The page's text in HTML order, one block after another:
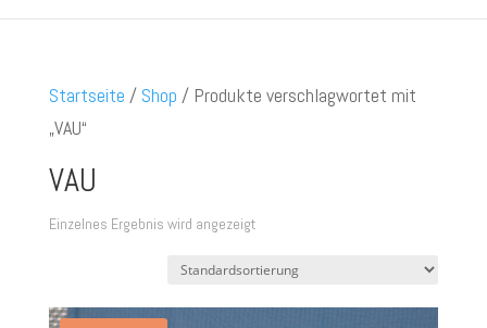
Startseite / Shop / Produkte verschlagwortet mit
„VAU“
VAU
Einzelnes Ergebnis wird angezeigt